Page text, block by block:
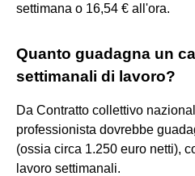
settimana o 16,54 € all'ora.
Quanto guadagna un
settimanali di lavoro?
Da Contratto collettivo
professionista dovrebbe
(ossia circa 1.250 euro netti),
lavoro settimanali.